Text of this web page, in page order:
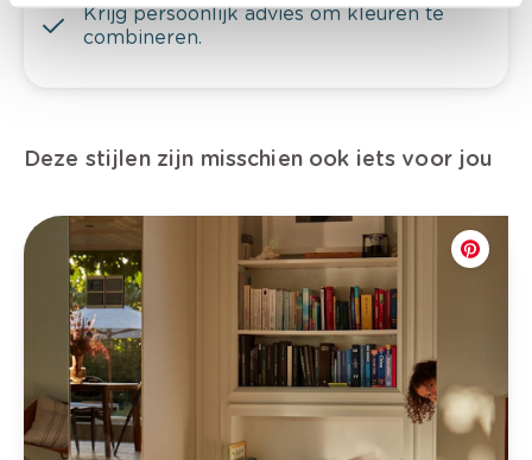
Krijg persoonlijk advies om kleuren te
combineren.
Deze stijlen zijn misschien ook iets voor jou